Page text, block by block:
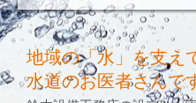
地域の「水」を支え
水道のお医者さんで